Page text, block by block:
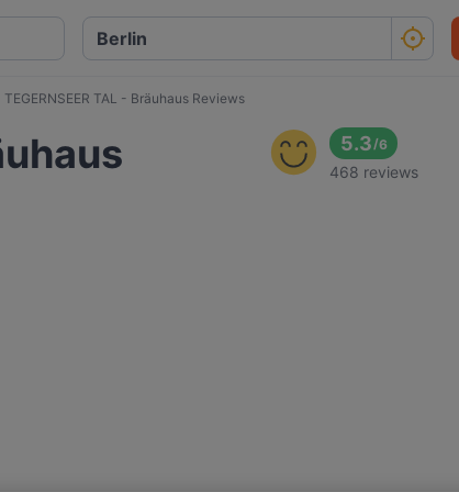
TEGERNSEER TAL - Bräuhaus Reviews
5.3/6
468 reviews